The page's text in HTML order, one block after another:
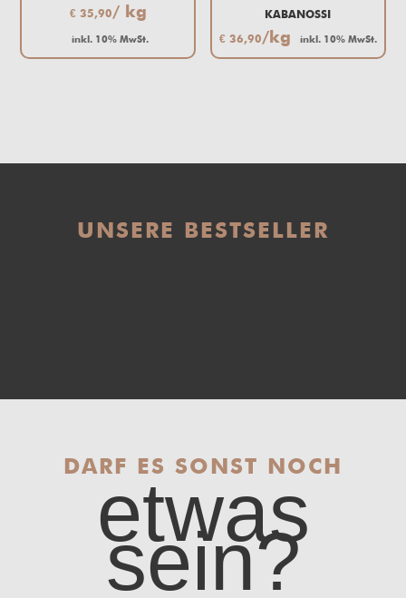
€35,90/ kg
inkl. 10% MwSt.
KABANOSSI
€36,90/kg inkl. 10% MwSt.
UNSERE BESTSELLER
DARF ES SONST NOCH
etwas
sein?